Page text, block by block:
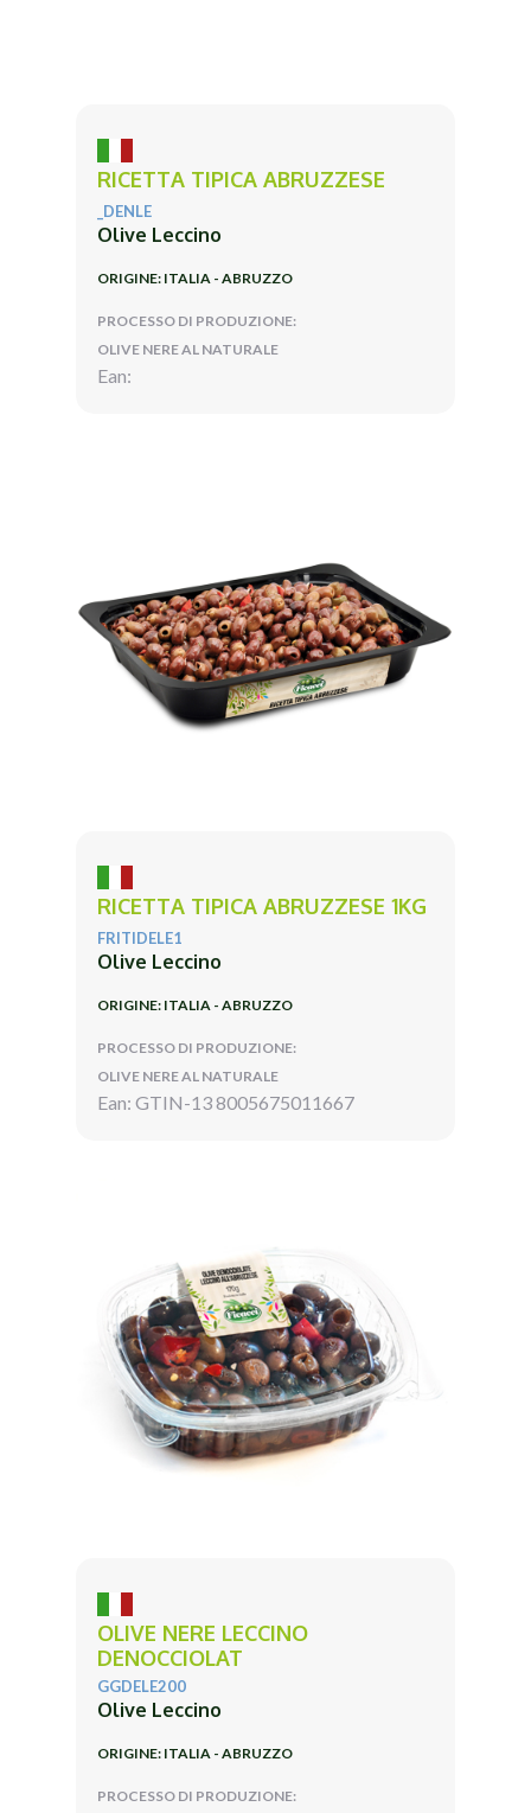
RICETTA TIPICA ABRUZZESE
_DENLE
Olive Leccino
ORIGINE: ITALIA - ABRUZZO
PROCESSO DI PRODUZIONE:
OLIVE NERE AL NATURALE
Ean:
RICETTA TIPICA ABRUZZESE 1KG
FRITIDELE1
Olive Leccino
ORIGINE: ITALIA - ABRUZZO
PROCESSO DI PRODUZIONE:
OLIVE NERE AL NATURALE
Ean: GTIN-13 8005675011667
OLIVE NERE LECCINO
DENOCCIOLAT
GGDELE200
Olive Leccino
ORIGINE: ITALIA - ABRUZZO
PROCESSO DI PRODUZIONE: